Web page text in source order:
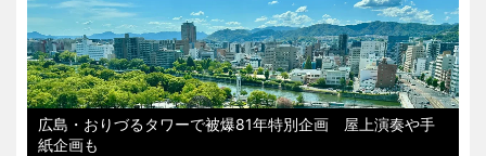
広島・おりづるタワーで被爆81年特別企画 屋上演奏や手
紙企画も